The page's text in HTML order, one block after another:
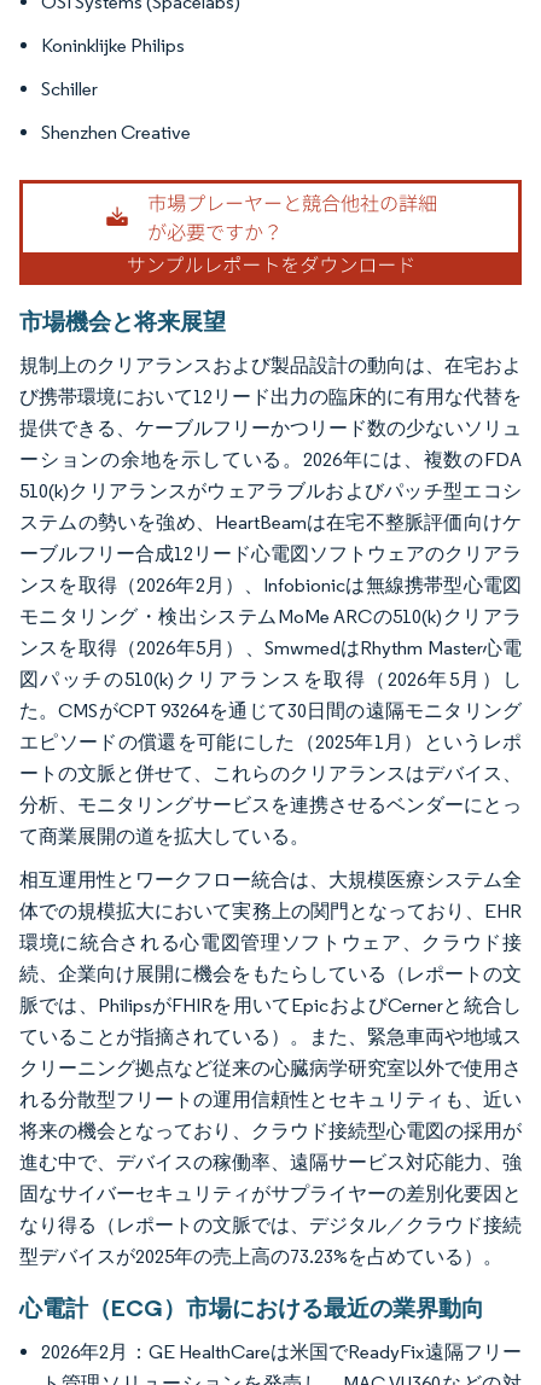
Koninklijke Philips
Schiller
Shenzhen Creative
市場機会と将来展望
規制上のクリアランスおよび製品設計の動向は、在宅およ
び携帯環境において12リード出力の臨床的に有用な代替を
提供できる、ケーブルフリーかつリード数の少ないソリュ
ーションの余地を示している。2026年には、複数のFDA
510(k)クリアランスがウェアラブルおよびパッチ型エコシ
ステムの勢いを強め、HeartBeamは在宅不整脈評価向けケ
ーブルフリー合成12リード心電図ソフトウェアのクリアラ
ンスを取得（2026年2月）、Infobionicは無線携帯型心電図
モニタリング・検出システムMoMe ARCの510(k)クリアラ
ンスを取得（2026年5月）、SmwmedはRhythm Master心電
図パッチの510(k)クリアランスを取得（2026年5月）し
た。CMSがCPT 93264を通じて30日間の遠隔モニタリング
エピソードの償還を可能にした（2025年1月）というレポ
ートの文脈と併せて、これらのクリアランスはデバイス、
分析、モニタリングサービスを連携させるベンダーにとっ
て商業展開の道を拡大している。
相互運用性とワークフロー統合は、大規模医療システム全
体での規模拡大において実務上の関門となっており、EHR
環境に統合される心電図管理ソフトウェア、クラウド接
続、企業向け展開に機会をもたらしている（レポートの文
脈では、PhilipsがFHIRを用いてEpicおよびCernerと統合し
ていることが指摘されている）。また、緊急車両や地域ス
クリーニング拠点など従来の心臓病学研究室以外で使用さ
れる分散型フリートの運用信頼性とセキュリティも、近い
将来の機会となっており、クラウド接続型心電図の採用が
進む中で、デバイスの稼働率、遠隔サービス対応能力、強
固なサイバーセキュリティがサプライヤーの差別化要因と
なり得る（レポートの文脈では、デジタル／クラウド接続
型デバイスが2025年の売上高の73.23%を占めている）。
心電計（ECG）市場における最近の業界動向
2026年2月：GE HealthCareは米国でReadyFix遠隔フリー